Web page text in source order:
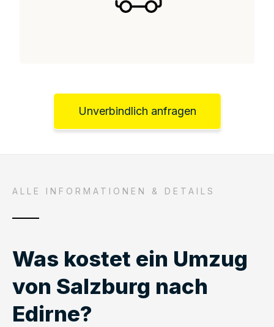
Unverbindlich anfragen
ALLE INFORMATIONEN & DETAILS
Was kostet ein Umzug
von Salzburg nach
Edirne?